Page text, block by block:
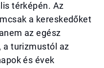
térképén. Az
a kereskedőket
az egész
a turizmustól az
és évek